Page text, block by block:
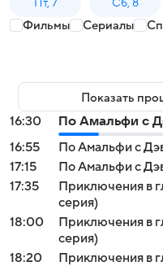
Пт, 7 Сб, 8
Фильмы Сериалы
Показать
16:30
По Амальфи с
16:55
По Амальфи с
17:15
По Амальфи с
17:35
Приключения в
серия)
18:00
Приключения в
серия)
18:20
Приключения в